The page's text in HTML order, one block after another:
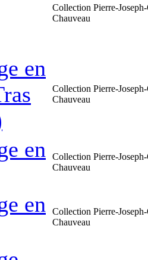
Collection Pierre-
Chauveau
en
Collection Pierre-
Chauveau
en
Collection Pierre-
Chauveau
en
Collection Pierre-
Chauveau